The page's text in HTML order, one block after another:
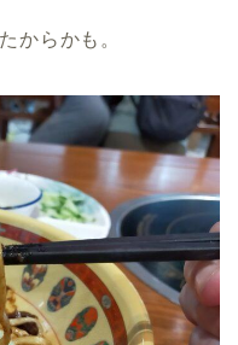
からかも。